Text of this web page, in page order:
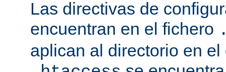
Las directivas de
encuentran en el fichero
aplican al directorio en